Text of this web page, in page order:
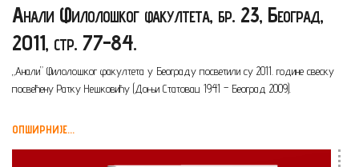
Анали Филолошког факултета, бр. 23, Београд,
2011, стр. 77-84.
„Анали” Филолошког факултета у Београду посветили су 2011. године свеску
посвећену Ратку Нешковићу (Доњи Статовац 1941 – Београд 2009).
ОПШИРНИЈЕ...